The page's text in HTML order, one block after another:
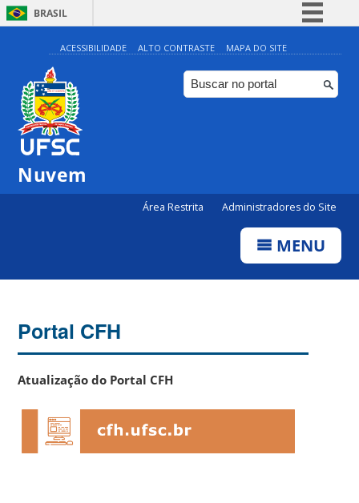
BRASIL
Simplifique!
Comunica BR
Participe
ACESSIBILIDADE ALTO CONTRASTE MAPA DO SITE
Nuvem
Área Restrita Administradores do Site
MENU
Portal CFH
Atualização do Portal CFH